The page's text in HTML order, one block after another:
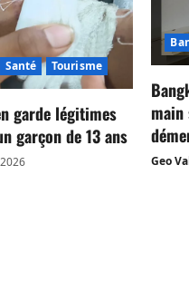
Santé Tourisme
garde légitimes
garçon de 13 ans
main
Geo